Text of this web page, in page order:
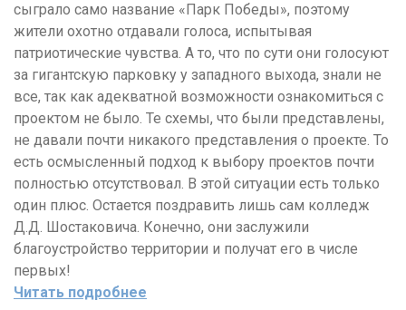
сыграло само название «Парк Победы», поэтому
жители охотно отдавали голоса, испытывая
патриотические чувства. А то, что по сути они голосуют
за гигантскую парковку у западного выхода, знали не
все, так как адекватной возможности ознакомиться с
проектом не было. Те схемы, что были представлены,
не давали почти никакого представления о проекте. То
есть осмысленный подход к выбору проектов почти
полностью отсутствовал. В этой ситуации есть только
один плюс. Остается поздравить лишь сам колледж
Д.Д. Шостаковича. Конечно, они заслужили
благоустройство территории и получат его в числе
первых!
Читать подробнее